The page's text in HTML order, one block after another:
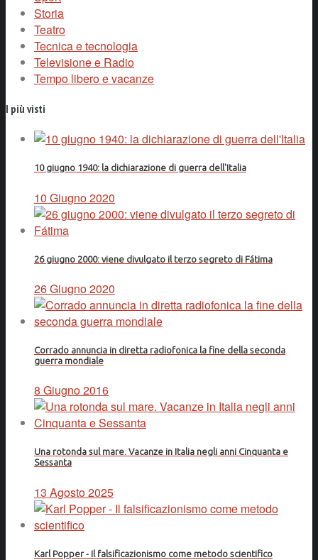
Storia
Teatro
Tecnica e tecnologia
Televisione e Radio
Tempo libero e vacanze
I più visti
10 giugno 1940: la dichiarazione di guerra dell'Italia
10 Giugno 2020
26 giugno 2000: viene divulgato il terzo segreto di Fátima
26 Giugno 2020
Corrado annuncia in diretta radiofonica la fine della seconda
guerra mondiale
8 Giugno 2016
Una rotonda sul mare. Vacanze in Italia negli anni Cinquanta e
Sessanta
13 Agosto 2025
Karl Popper - Il falsificazionismo come metodo scientifico